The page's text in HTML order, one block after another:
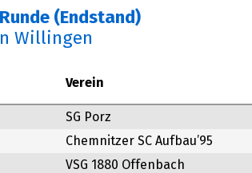
(Endstand)
Willingen
Verein
SG Porz
Chemnitzer SC Aufbau’95
VSG 1880 Offenbach